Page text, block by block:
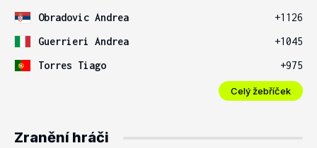
Obradovic Andrea
+1126
Guerrieri Andrea
+1045
Torres Tiago
+975
Celý žebříček
Zranění hráči